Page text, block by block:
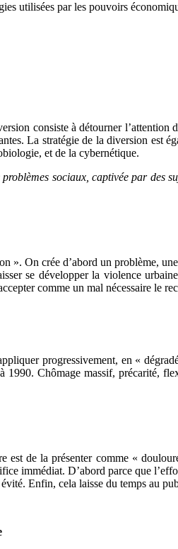
utilisées par les pouvoirs
consiste à détourner
La stratégie de la diversion est
et de la cybernétique.
sociaux, captivée par des
». On crée d’abord un problème,
se développer la violence
comme un mal nécessaire le
progressivement, en «
1990. Chômage massif, précarité,
de la présenter comme «
immédiat. D’abord parce que
Enfin, cela laisse du temps au